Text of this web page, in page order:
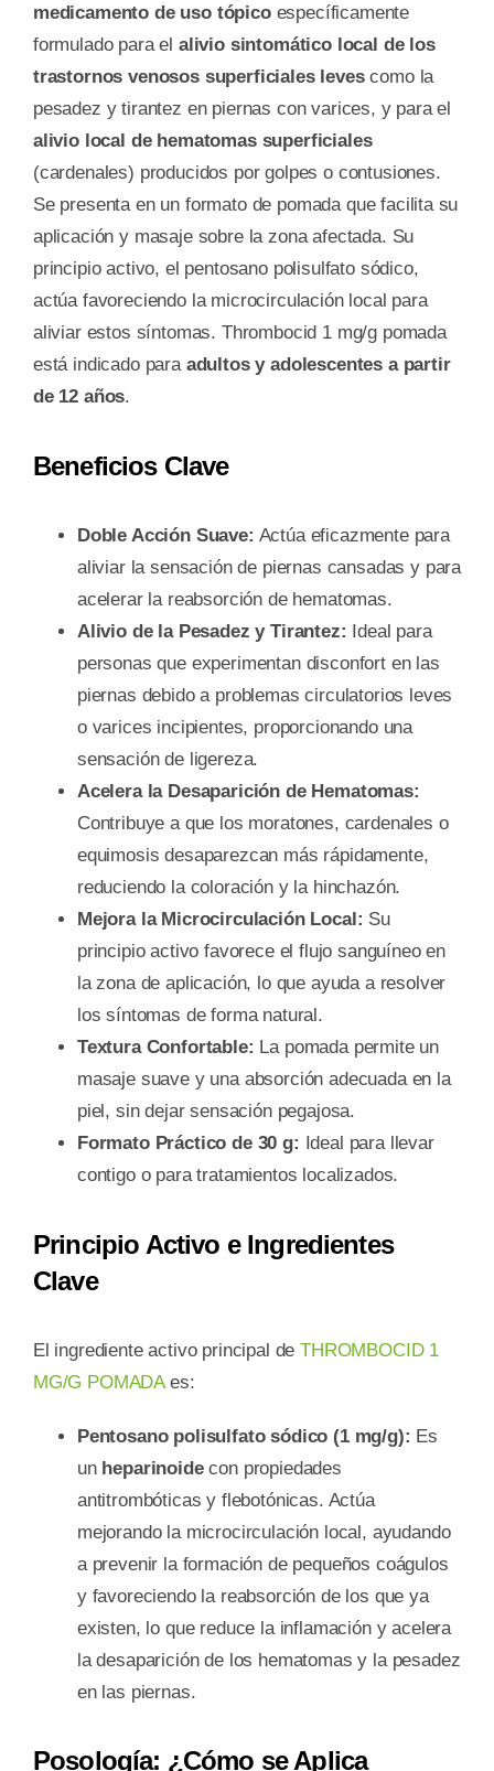
medicamento de uso tópicoespecíficamente
formulado para el alivio sintomático local de los
trastornos venosos superficiales levescomo la
pesadez y tirantez en piernas con varices, y para el
alivio local de hematomas superficiales
(cardenales) producidos por golpes o contusiones.
Se presenta en un formato de pomada que facilita su
aplicación y masaje sobre la zona afectada. Su
principio activo, el pentosano polisulfato sódico,
actúa favoreciendo la microcirculación local para
aliviar estos síntomas. Thrombocid 1 mg/g pomada
está indicado para adultos y adolescentes a partir
de 12 años.
Beneficios Clave
Doble Acción Suave: Actúa eficazmente para
aliviar la sensación de piernas cansadas y para
acelerar la reabsorción de hematomas.
Alivio de la Pesadez y Tirantez: Ideal para
personas que experimentan disconfort en las
piernas debido a problemas circulatorios leves
o varices incipientes, proporcionando una
sensación de ligereza.
Acelera la Desaparición de Hematomas:
Contribuye a que los moratones, cardenales o
equimosis desaparezcan más rápidamente,
reduciendo la coloración y la hinchazón.
Mejora la Microcirculación Local: Su
principio activo favorece el flujo sanguíneo en
la zona de aplicación, lo que ayuda a resolver
los síntomas de forma natural.
Textura Confortable: La pomada permite un
masaje suave y una absorción adecuada en la
piel, sin dejar sensación pegajosa.
Formato Práctico de 30 g: Ideal para llevar
contigo o para tratamientos localizados.
Principio Activo e Ingredientes
Clave
El ingrediente activo principal deTHROMBOCID 1
MG/G POMADAes:
Pentosano polisulfato sódico (1 mg/g): Es
un heparinoidecon propiedades
antitrombóticas y flebotónicas. Actúa
mejorando la microcirculación local, ayudando
a prevenir la formación de pequeños coágulos
y favoreciendo la reabsorción de los que ya
existen, lo que reduce la inflamación y acelera
la desaparición de los hematomas y la pesadez
en las piernas.
Posología: ¿Cómo se Aplica